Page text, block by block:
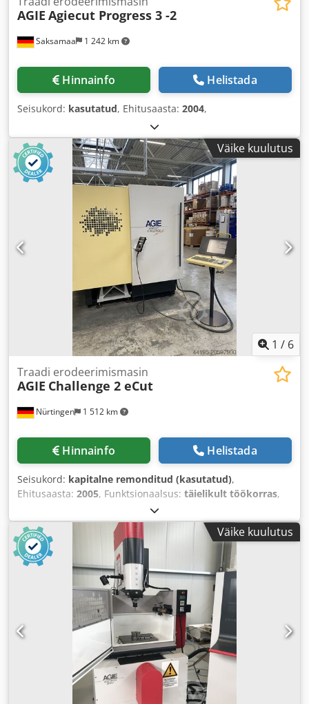
Saksamaa 1 242 km
AGIE Agiecut Progress 3 -2
Hinnainfo Helistada
Seisukord: kasutatud, Ehitusaasta: 2004,
Väike kuulutus
1 / 6
Nürtingen 1 512 km
Traadi erodeerimismasin
AGIE Challenge 2 eCut
Hinnainfo Helistada
Seisukord: kapitalne remonditud (kasutatud),
Ehitusaasta: 2005, Funktsionaalsus: täielikult töökorras,
, X-telje liikumisteekond:
mm, Y-telje liikumisteekond:250 mm, Z-telje
liikumisteekond:
256 mm, Väike kuulutus